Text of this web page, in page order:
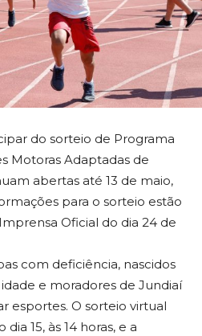
do sorteio de Programa
Motoras Adaptadas de
abertas até 13 de maio,
para o sorteio estão
Oficial do dia 24 de
com deficiência, nascidos
e moradores de Jundiaí
esportes. O sorteio virtual
15, às 14 horas, e a